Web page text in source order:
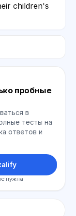
children's
пробные
в
тесты на
ответов и
нужна